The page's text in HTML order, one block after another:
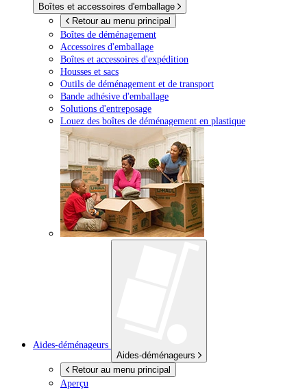
Boîtes et accessoires d'emballage
Retour au menu principal
Boîtes de déménagement
Accessoires d'emballage
Boîtes et accessoires d'expédition
Housses et sacs
Outils de déménagement et de transport
Bande adhésive d'emballage
Solutions d'entreposage
Louez des boîtes de déménagement en plastique
Aides-déménageurs
Aides-déménageurs
Retour au menu principal
Aperçu